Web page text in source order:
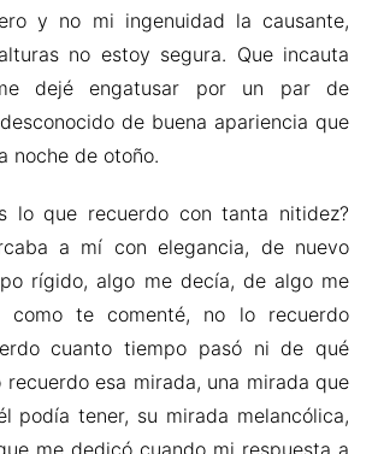
y no mi ingenuidad la causante,
no estoy segura. Que incauta
dejé engatusar por un par de
de buena apariencia que
noche de otoño.
lo que recuerdo con tanta nitidez?
a mí con elegancia, de nuevo
rígido, algo me decía, de algo me
como te comenté, no lo recuerdo
cuanto tiempo pasó ni de qué
recuerdo esa mirada, una mirada que
podía tener, su mirada melancólica,
me dedicó cuando mi respuesta a